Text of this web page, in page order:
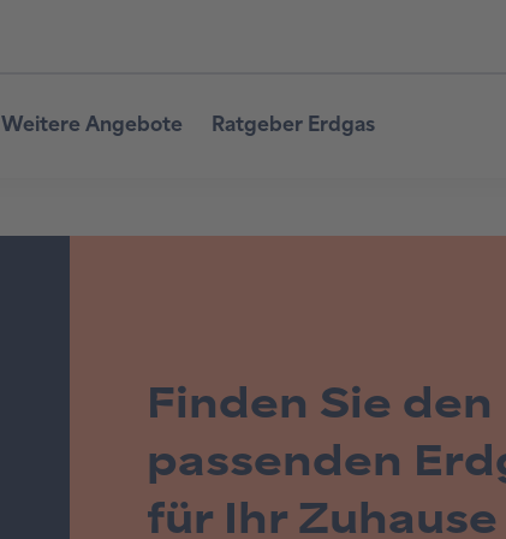
Weitere Angebote Ratgeber Erdgas